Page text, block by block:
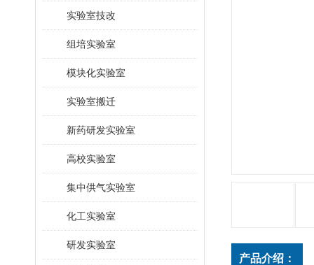
实验室技改
组培实验室
模块化实验室
实验室搬迁
新药研发实验室
高校实验室
集中供气实验室
化工实验室
研发实验室
产品介绍：